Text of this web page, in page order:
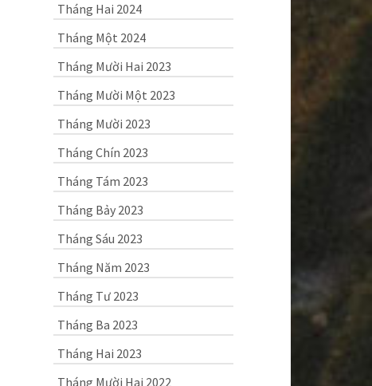
Tháng Hai 2024
Tháng Một 2024
Tháng Mười Hai 2023
Tháng Mười Một 2023
Tháng Mười 2023
Tháng Chín 2023
Tháng Tám 2023
Tháng Bảy 2023
Tháng Sáu 2023
Tháng Năm 2023
Tháng Tư 2023
Tháng Ba 2023
Tháng Hai 2023
Tháng Mười Hai 2022